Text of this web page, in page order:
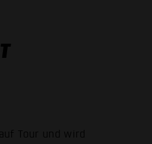
Tour und wird